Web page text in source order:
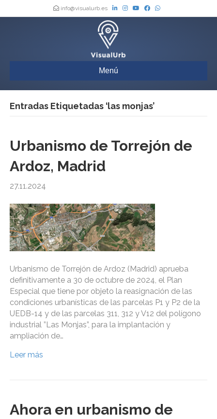
info@visualurb.es
Menú
Entradas Etiquetadas ‘las monjas’
Urbanismo de Torrejón de
Ardoz, Madrid
27.11.2024
Urbanismo de Torrejón de Ardoz (Madrid) aprueba
definitivamente a 30 de octubre de 2024, el Plan
Especial que tiene por objeto la reasignación de las
condiciones urbanísticas de las parcelas P1 y P2 de la
UEDB-14 y de las parcelas 311, 312 y V12 del polígono
industrial ”Las Monjas”, para la implantación y
ampliación de…
Leer más
Ahora en urbanismo de